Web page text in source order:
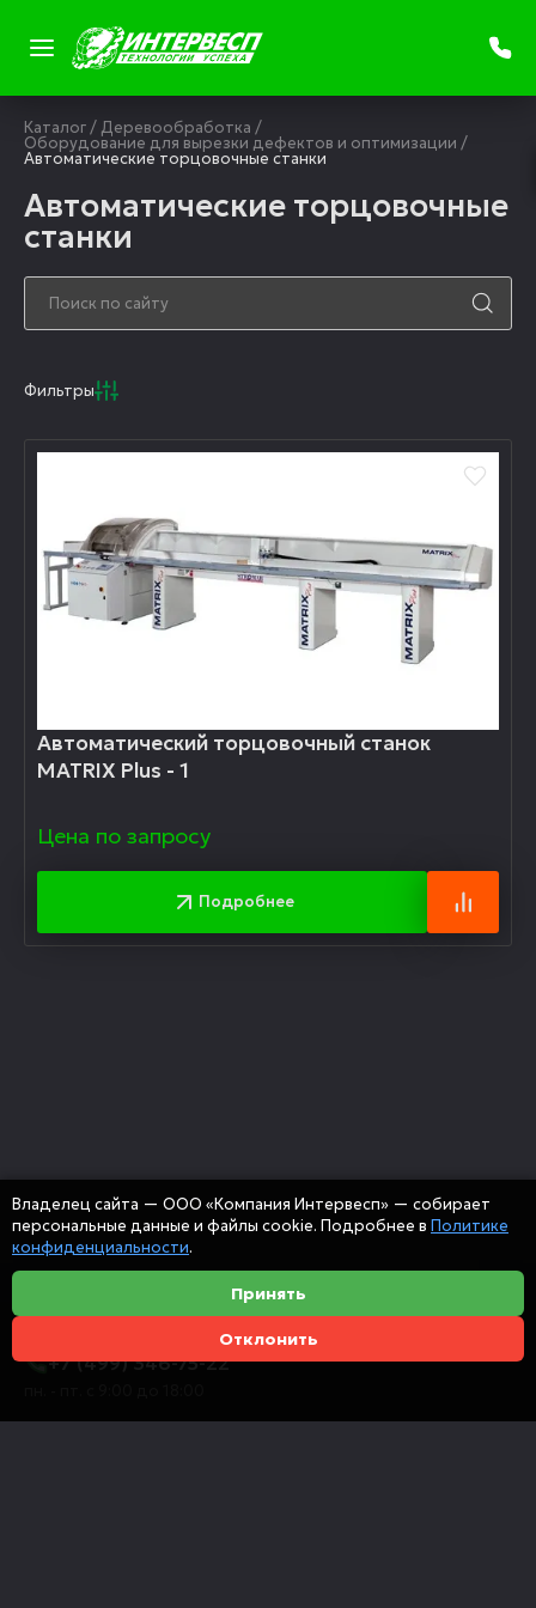
Каталог/ Деревообработка /
Оборудование для вырезки дефектов и оптимизации /
Автоматические торцовочные станки
Автоматические торцовочные
станки
Фильтры
Автоматический торцовочный станок
MATRIX Plus - 1
Цена по запросу
Подробнее
+7 (499) 346-75-22
Владелец сайта — ООО «Компания Интервесп» — собирает
персональные данные и файлы cookie. Подробнее в Политике
конфиденциальности.
Принять
Отклонить